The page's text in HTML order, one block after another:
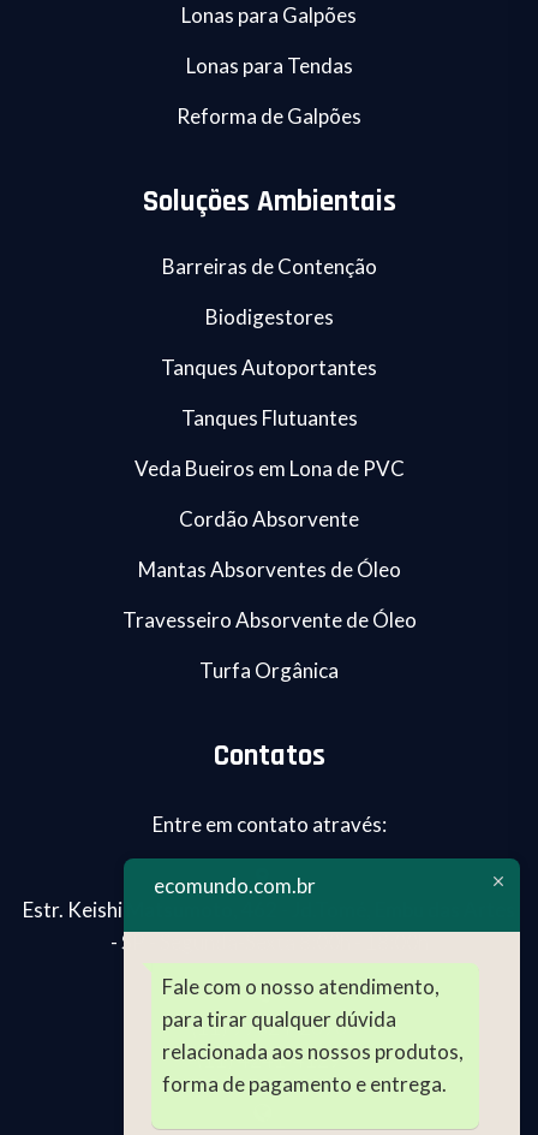
Lonas para Galpões
Lonas para Tendas
Reforma de Galpões
Soluções Ambientais
Barreiras de Contenção
Biodigestores
Tanques Autoportantes
Tanques Flutuantes
Veda Bueiros em Lona de PVC
Cordão Absorvente
Mantas Absorventes de Óleo
Travesseiro Absorvente de Óleo
Turfa Orgânica
Contatos
Entre em contato através:
Estr. Keishi Matsumoto, 462 - Jd.Tomé, Embu das Artes
- SP - Segunda-Sexta 8:00h - 18:00h
(11) 99024-2696
(11) 4241-4129
ecomundo.com.br
Fale com o nosso atendimento,
para tirar qualquer dúvida
relacionada aos nossos produtos,
forma de pagamento e entrega.